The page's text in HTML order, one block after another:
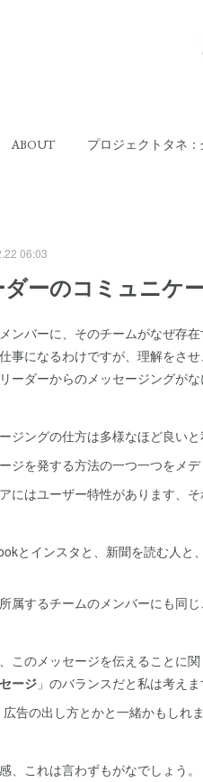
ABOUT プロジェクトタネ：
06:03
ダーのコミュニケ
ンバーに、そのチームがなぜ存
事になるわけですが、理解をさ
ーダーからのメッセージングがな
ジングの仕方は多様なほど良いと
ジを発する方法の一つ一つをメ
にはユーザー特性があります、
とインスタと、新聞を読む人と
属するチームのメンバーにも同じ
このメッセージを伝えることに
ージ 」のバランスだと私は考えま
広告の出し方とかと一緒かもしれ
、これは言わずもがなでしょう。